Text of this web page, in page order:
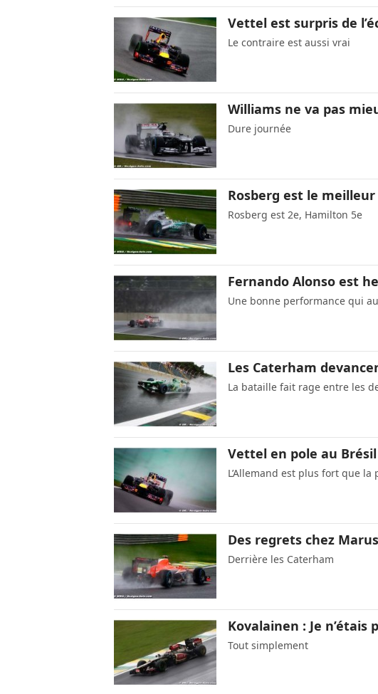
Vettel est surpris de
Le contraire est aussi vrai
Williams ne va pas
Dure journée
Rosberg est le
Rosberg est 2e, Hamilton 5e
Fernando Alonso est
Une bonne performance qui
Les Caterham
La bataille fait rage entre les
Vettel en pole au
L’Allemand est plus fort que la
Des regrets chez
Derrière les Caterham
Kovalainen : Je n’étais
Tout simplement